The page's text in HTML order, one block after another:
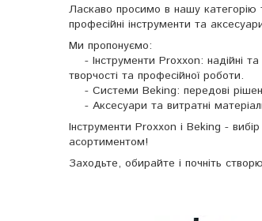
Ласкаво просимо в нашу категорію
професійні інструменти та
Ми пропонуємо:
- Інструменти Proxxon: надійні та
творчості та професійної роботи.
- Системи Beking: передові
- Аксесуари та витратні
Інструменти Proxxon і Beking -
асортиментом!
Заходьте, обирайте і почніть